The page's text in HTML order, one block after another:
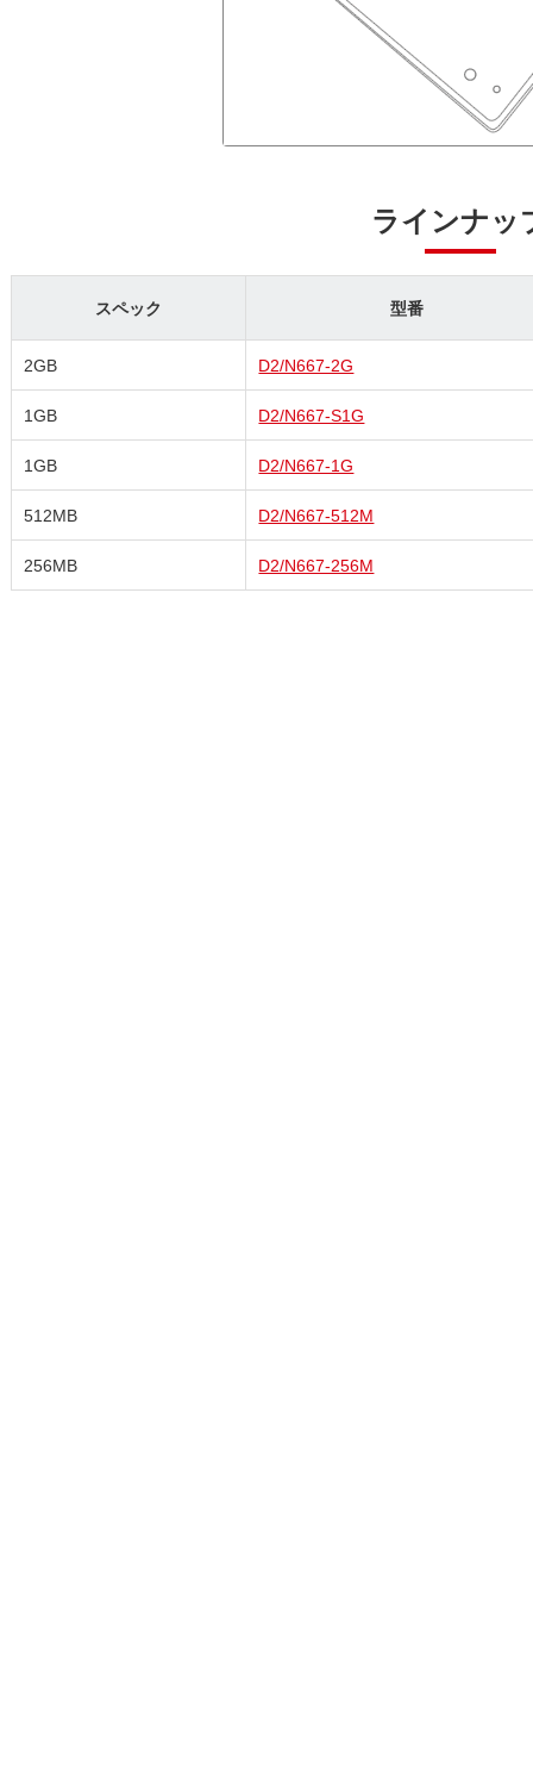
ラインナッ
スペック 型番
2GB D2/N667-2G
1GB D2/N667-S1G
1GB D2/N667-1G
512MB D2/N667-512M
256MB D2/N667-256M